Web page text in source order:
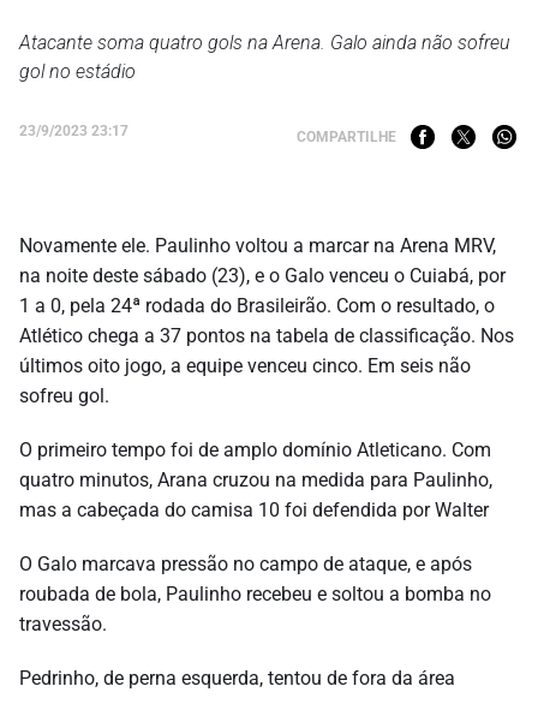
Atacante soma quatro gols na Arena. Galo ainda não sofreu
gol no estádio
23/9/2023 23:17 COMPARTILHE
Novamente ele. Paulinho voltou a marcar na Arena MRV,
na noite deste sábado (23), e o Galo venceu o Cuiabá, por
1 a 0, pela 24ª rodada do Brasileirão. Com o resultado, o
Atlético chega a 37 pontos na tabela de classificação. Nos
últimos oito jogo, a equipe venceu cinco. Em seis não
sofreu gol.
O primeiro tempo foi de amplo domínio Atleticano. Com
quatro minutos, Arana cruzou na medida para Paulinho,
mas a cabeçada do camisa 10 foi defendida por Walter
O Galo marcava pressão no campo de ataque, e após
roubada de bola, Paulinho recebeu e soltou a bomba no
travessão.
Pedrinho, de perna esquerda, tentou de fora da área